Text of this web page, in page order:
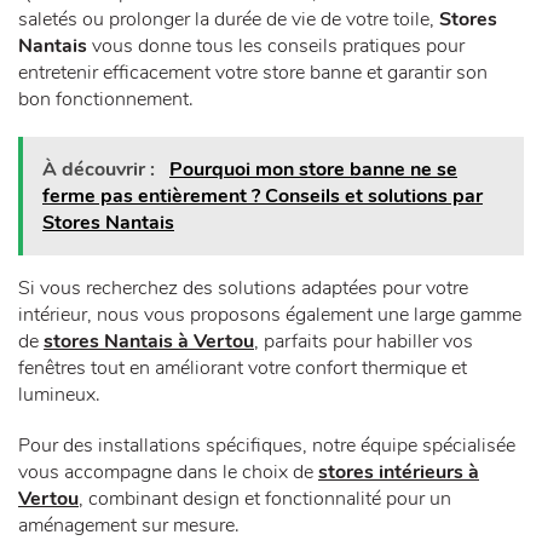
saletés ou prolonger la durée de vie de votre toile, Stores
Nantaisvous donne tous les conseils pratiques pour
entretenir efficacement votre store banne et garantir son
bon fonctionnement.
À découvrir :
Pourquoi mon store banne ne se
ferme pas entièrement ? Conseils et solutions par
Stores Nantais
Si vous recherchez des solutions adaptées pour votre
intérieur, nous vous proposons également une large gamme
destores Nantais à Vertou, parfaits pour habiller vos
fenêtres tout en améliorant votre confort thermique et
lumineux.
Pour des installations spécifiques, notre équipe spécialisée
vous accompagne dans le choix destores intérieurs à
Vertou, combinant design et fonctionnalité pour un
aménagement sur mesure.